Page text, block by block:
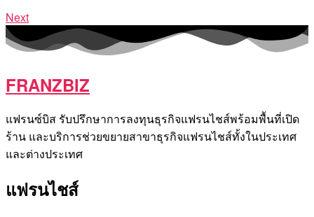
Next
FRANZBIZ
แฟรนซ์บิส รับปรึกษาการลงทุนธุรกิจแฟรนไชส์พร้อมพื้นที่เปิด
ร้าน และบริการช่วยขยายสาขาธุรกิจแฟรนไชส์ทั้งในประเทศ
และต่างประเทศ
แฟรนไชส์